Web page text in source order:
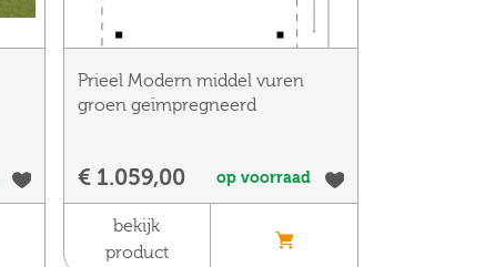
Prieel Modern middel vuren
groen geïmpregneerd
€ 1.059,00 op voorraad
bekijk
product